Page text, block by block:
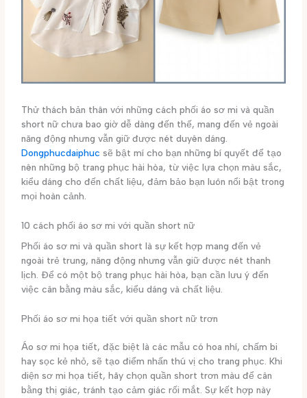
Thử thách bản thân với những cách phối áo sơ mi và quần
short nữ chưa bao giờ dễ dàng đến thế, mang đến vẻ ngoài
năng động nhưng vẫn giữ được nét duyên dáng.
Dongphucdaiphuc sẽ bật mí cho bạn những bí quyết để tạo
nên những bộ trang phục hài hòa, từ việc lựa chọn màu sắc,
kiểu dáng cho đến chất liệu, đảm bảo bạn luôn nổi bật trong
mọi hoàn cảnh.
10 cách phối áo sơ mi với quần short nữ
Phối áo sơ mi và quần short là sự kết hợp mang đến vẻ
ngoài trẻ trung, năng động nhưng vẫn giữ được nét thanh
lịch. Để có một bộ trang phục hài hòa, bạn cần lưu ý đến
việc cân bằng màu sắc, kiểu dáng và chất liệu.
Phối áo sơ mi họa tiết với quần short nữ trơn
Áo sơ mi họa tiết, đặc biệt là các mẫu có hoa nhí, chấm bi
hay sọc kẻ nhỏ, sẽ tạo điểm nhấn thú vị cho trang phục. Khi
diện sơ mi họa tiết, hãy chọn quần short trơn màu để cân
bằng thị giác, tránh tạo cảm giác rối mắt. Sự kết hợp này